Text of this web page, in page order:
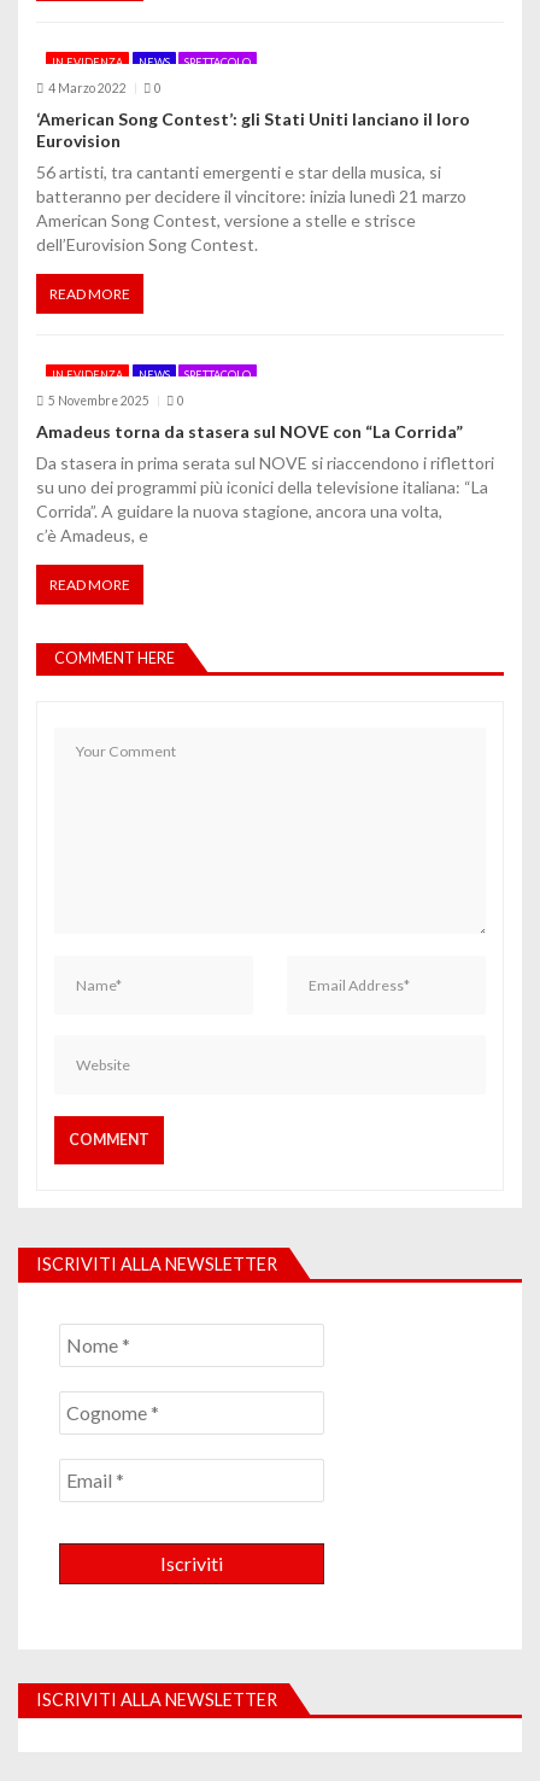
IN EVIDENZA NEWS SPETTACOLO
4 Marzo 2022 0
‘American Song Contest’: gli Stati Uniti lanciano il loro
Eurovision
56 artisti, tra cantanti emergenti e star della musica, si
batteranno per decidere il vincitore: inizia lunedì 21 marzo
American Song Contest, versione a stelle e strisce
dell’Eurovision Song Contest.
READ MORE
IN EVIDENZA NEWS SPETTACOLO
5 Novembre 2025 0
Amadeus torna da stasera sul NOVE con “La Corrida”
Da stasera in prima serata sul NOVE si riaccendono i riflettori
su uno dei programmi più iconici della televisione italiana: “La
Corrida”. A guidare la nuova stagione, ancora una volta,
c’è Amadeus, e
READ MORE
COMMENT HERE
ISCRIVITI ALLA NEWSLETTER
ISCRIVITI ALLA NEWSLETTER